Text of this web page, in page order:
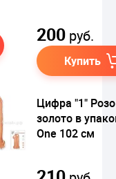
200 руб.
Купить
Цифра "1"
золото в
One 102 см